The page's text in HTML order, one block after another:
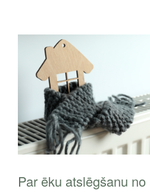
Par ēku atslēgšanu